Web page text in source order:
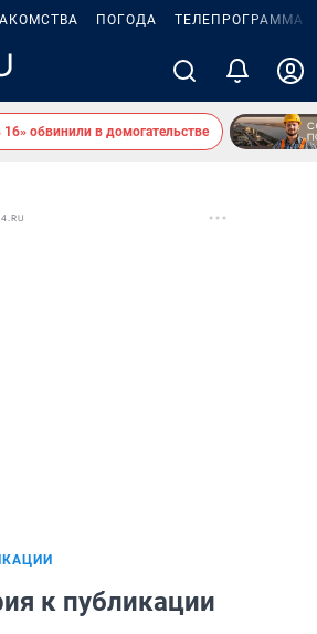
ПОГОДА ТЕЛЕПРОГРАММА
обвинили в домогательстве
к публикации